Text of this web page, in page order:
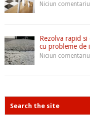
Niciun comentariu
Rezolva rapid
cu probleme de
Niciun comentariu